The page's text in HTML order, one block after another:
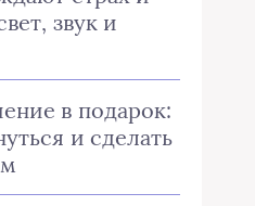
звук и
в подарок:
и сделать